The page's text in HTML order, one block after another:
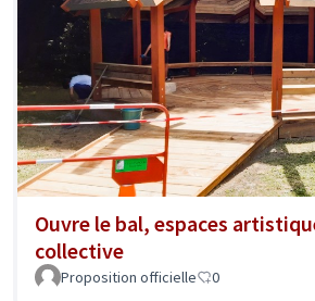
Ouvre le bal, espaces
collective
Proposition officielle 0